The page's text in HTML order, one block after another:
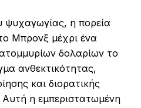
η πορεία
Μπρονξ μέχρι ένα
δολαρίων το
ανθεκτικότητας,
και διορατικής
Αυτή η εμπεριστατωμένη